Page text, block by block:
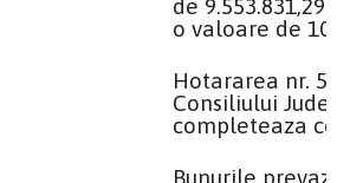
de 9.553.831,29
o valoare de
Hotararea nr.
Consiliului
completeaza
Bunurile